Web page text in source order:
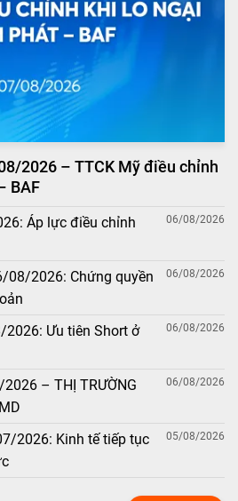
2026 – TTCK Mỹ điều chỉnh
BAF
Áp lực điều chỉnh
06/08/2026
08/2026: Chứng quyền
06/08/2026
Ưu tiên Short ở
06/08/2026
– THỊ TRƯỜNG
06/08/2026
2026: Kinh tế tiếp tục
05/08/2026